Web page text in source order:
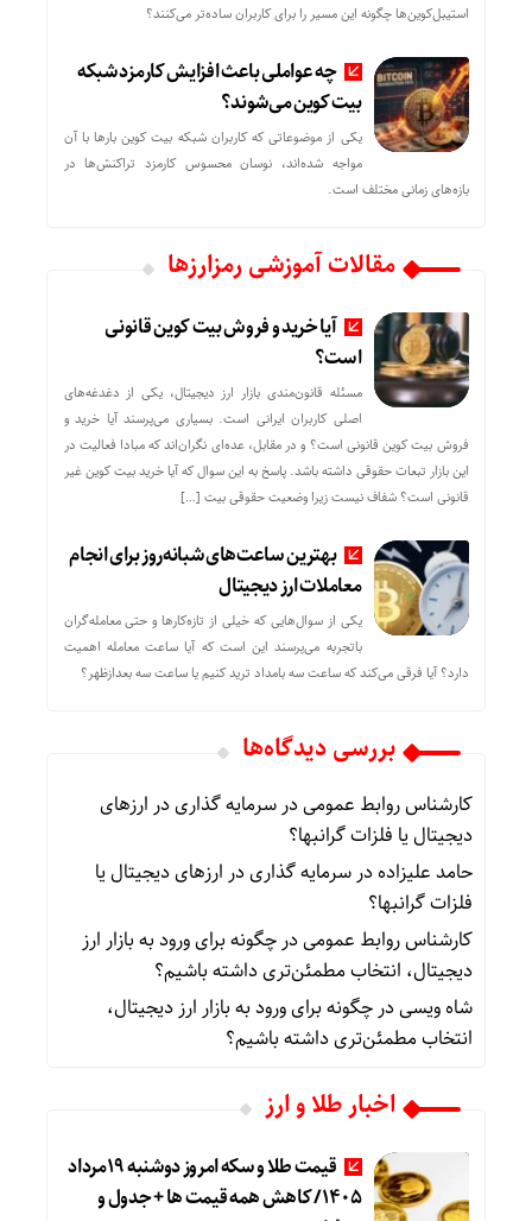
استیبل‌کوین‌ها چگونه این مسیر را برای کاربران ساده‌تر می‌کنند؟
چه عواملی باعث افزایش کارمزد شبکه
بیت کوین می‌شوند؟
یکی از موضوعاتی که کاربران شبکه بیت کوین بارها با آن
مواجه شده‌اند، نوسان محسوس کارمزد تراکنش‌ها در
بازه‌های زمانی مختلف است.
مقالات آموزشی رمزارزها
آیا خرید و فروش بیت کوین قانونی
است؟
مسئله قانون‌مندی بازار ارز دیجیتال، یکی از دغدغه‌های
اصلی کاربران ایرانی است. بسیاری می‌پرسند آیا خرید و
فروش بیت کوین قانونی است؟ و در مقابل، عده‌ای نگران‌اند که مبادا فعالیت در
این بازار تبعات حقوقی داشته باشد. پاسخ به این سوال که آیا خرید بیت کوین غیر
قانونی است؟ شفاف نیست زیرا وضعیت حقوقی بیت‌ […]
بهترین ساعت‌های شبانه‌روز برای انجام
معاملات ارز دیجیتال
یکی از سوال‌هایی که خیلی از تازه‌کارها و حتی معامله‌گران
باتجربه می‌پرسند این است که آیا ساعت معامله اهمیت
دارد؟ آیا فرقی می‌کند که ساعت سه بامداد ترید کنیم یا ساعت سه بعدازظهر؟
بررسی دیدگاه‌ها
کارشناس روابط عمومیدرسرمایه گذاری در ارزهای
دیجیتال یا فلزات گرانبها؟
حامد علیزادهدرسرمایه گذاری در ارزهای دیجیتال یا
فلزات گرانبها؟
کارشناس روابط عمومیدرچگونه برای ورود به بازار ارز
دیجیتال، انتخاب مطمئن‌تری داشته باشیم؟
شاه ویسیدرچگونه برای ورود به بازار ارز دیجیتال،
انتخاب مطمئن‌تری داشته باشیم؟
اخبار طلا و ارز
قیمت طلا و سکه امروز دوشنبه 19مرداد
1405/ کاهش همه قیمت ها + جدول و